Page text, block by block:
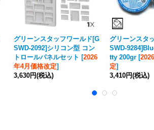
グリーンスタッフワールド[G
SWD-2092]シリコン型 コン
トロールパネルセット [2026
年4月価格改定]
3,630円(税込)
グリーンスタ
SWD-
tty 200gr [
定]
3,410円(税込)